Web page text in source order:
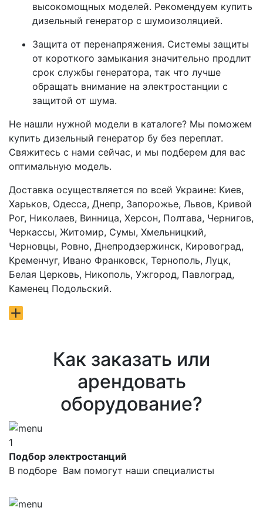
высокомощных моделей. Рекомендуем купить
дизельный генератор с шумоизоляцией.
Защита от перенапряжения. Системы защиты
от короткого замыкания значительно продлит
срок службы генератора, так что лучше
обращать внимание на электростанции с
защитой от шума.
Не нашли нужной модели в каталоге? Мы поможем
купить дизельный генератор бу без переплат.
Свяжитесь с нами сейчас, и мы подберем для вас
оптимальную модель.
Доставка осуществляется по всей Украине: Киев,
Харьков, Одесса, Днепр, Запорожье, Львов, Кривой
Рог, Николаев, Винница, Херсон, Полтава, Чернигов,
Черкассы, Житомир, Сумы, Хмельницкий,
Черновцы, Ровно, Днепродзержинск, Кировоград,
Кременчуг, Ивано Франковск, Тернополь, Луцк,
Белая Церковь, Никополь, Ужгород, Павлоград,
Каменец Подольский.
Как заказать или
арендовать
оборудование?
1
Подбор электростанций
В подборе Вам помогут наши специалисты